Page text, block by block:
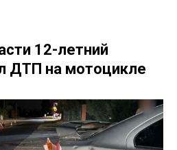
12-летний
ДТП на мотоцикле